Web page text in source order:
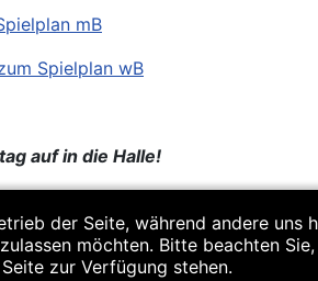
mB
Spielplan wB
auf in die Halle!
der Seite, während andere uns
möchten. Bitte beachten
zur Verfügung stehen.